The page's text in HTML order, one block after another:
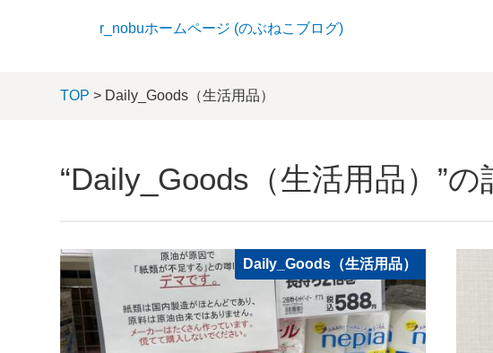
r_nobuホームページ (のぶねこブログ)
TOP > Daily_Goods（生活用品）
“Daily_Goods（生活用品）”の
Daily_Goods（生活用品）